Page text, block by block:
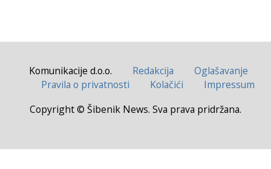
Komunikacije d.o.o. Redakcija
Oglašavanje
Pravila o privatnosti
Kolačići
Impressum
Copyright © Šibenik News. Sva prava pridržana.